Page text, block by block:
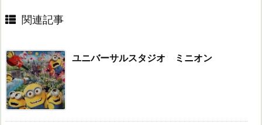
関連記事
ユニバーサルスタジオ ミニオン